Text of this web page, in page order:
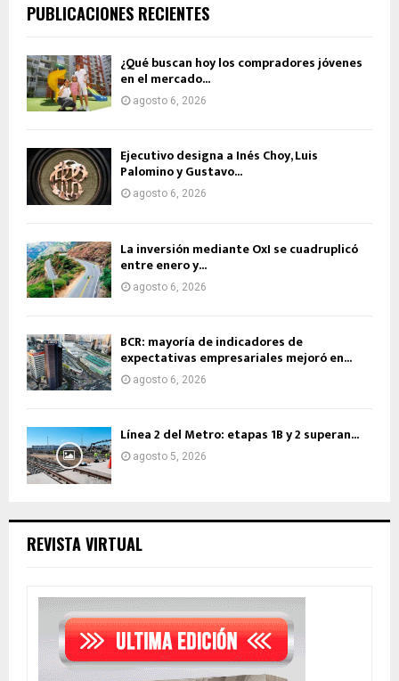
PUBLICACIONES RECIENTES
¿Qué buscan hoy los compradores jóvenes
en el mercado...
agosto 6, 2026
Ejecutivo designa a Inés Choy, Luis
Palomino y Gustavo...
agosto 6, 2026
La inversión mediante OxI se cuadruplicó
entre enero y...
agosto 6, 2026
BCR: mayoría de indicadores de
expectativas empresariales mejoró en...
agosto 6, 2026
Línea 2 del Metro: etapas 1B y 2 superan...
agosto 5, 2026
REVISTA VIRTUAL